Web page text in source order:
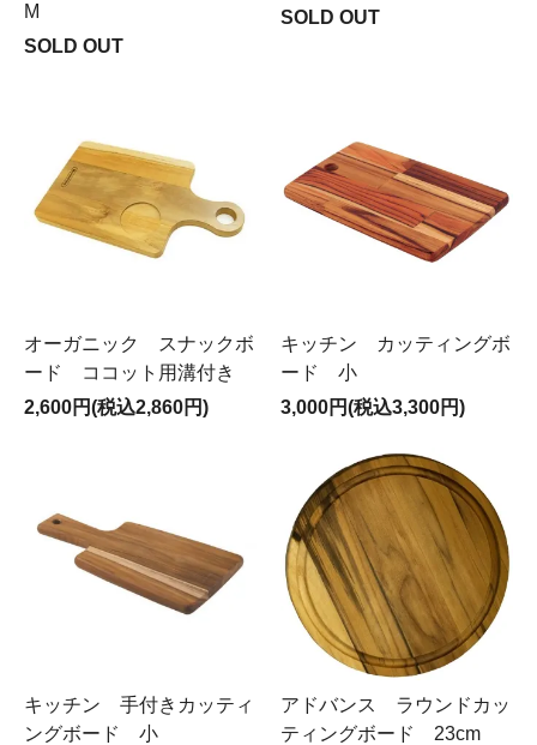
M
SOLD OUT
SOLD OUT
オーガニック スナックボ
ード ココット用溝付き
2,600円(税込2,860円)
キッチン カッティングボ
ード 小
3,000円(税込3,300円)
キッチン 手付きカッティ
ングボード 小
アドバンス ラウンドカッ
ティングボード 23cm